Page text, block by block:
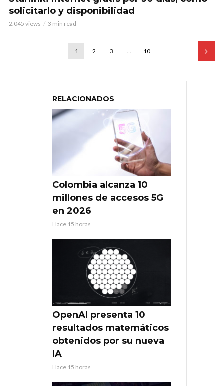
solicitarlo y disponibilidad
2.045 views 3 min read
1 2 3 … 10
RELACIONADOS
Colombia alcanza 10
millones de accesos 5G
en 2026
Hace 15 horas
OpenAI presenta 10
resultados matemáticos
obtenidos por su nueva
IA
Hace 15 horas